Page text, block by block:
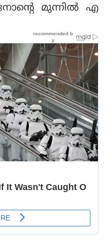
മുന്നില്‍ എ